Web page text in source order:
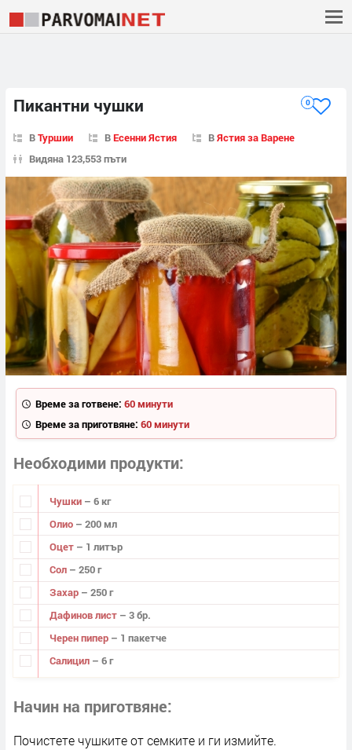
Пикантни чушки 0
ВТуршии ВЕсенни Ястия ВЯстия за Варене
Видяна 123,553 пъти
Време за готвене: 60 минути
Време за приготвяне: 60 минути
Необходими продукти
Чушки – 6 кг
Олио – 200 мл
Оцет – 1 литър
Сол – 250 г
Захар – 250 г
Дафинов лист – 3 бр.
Черен пипер – 1 пакетче
Салицил – 6 г
Начин на приготвяне
Почистете чушките от семките и ги измийте.